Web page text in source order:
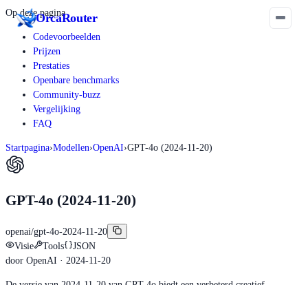
OrcaRouter
Op deze pagina
Codevoorbeelden
Prijzen
Prestaties
Openbare benchmarks
Community-buzz
Vergelijking
FAQ
Startpagina›Modellen›OpenAI›GPT-4o (2024-11-20)
GPT-4o (2024-11-20)
openai/gpt-4o-2024-11-20
Visie
Tools
JSON
door OpenAI · 2024-11-20